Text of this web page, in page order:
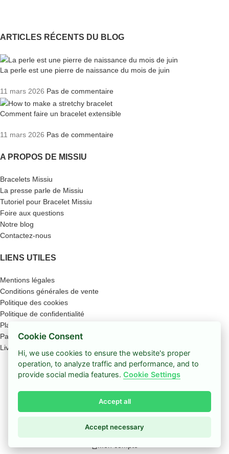
ARTICLES RÉCENTS DU BLOG
La perle est une pierre de naissance du mois de juin
11 mars 2026 Pas de commentaire
Comment faire un bracelet extensible
11 mars 2026 Pas de commentaire
A PROPOS DE MISSIU
Bracelets Missiu
La presse parle de Missiu
Tutoriel pour Bracelet Missiu
Foire aux questions
Notre blog
Contactez-nous
LIENS UTILES
Mentions légales
Conditions générales de vente
Politique des cookies
Politique de confidentialité
Plan du site
Paiement sécurisé
Livraison
Boutique
Coup de cœur
Panier
Cookie Consent
Hi, we use cookies to ensure the website's proper
operation, to analyze traffic and performance, and to
provide social media features.Cookie Settings
Accept all
Accept necessary